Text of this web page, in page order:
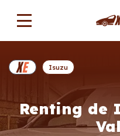
Renting de
Isuzu